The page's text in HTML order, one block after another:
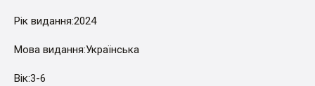
Рік видання:2024
Мова видання:Українська
Вік:3-6